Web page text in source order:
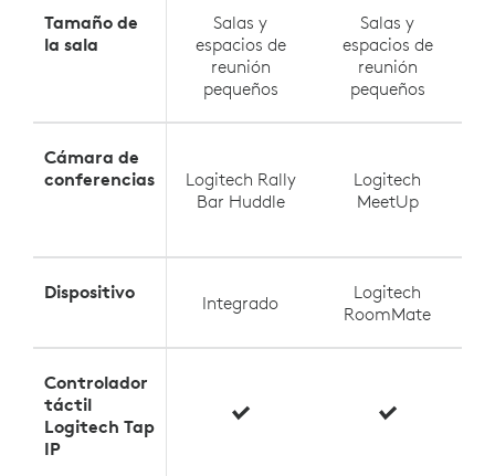
Tamaño de
la sala
Salas y
espacios de
reunión
pequeños
Salas y
espacios de
reunión
pequeños
Cámara de
conferencias
Logitech Rally
Bar Huddle
Logitech
MeetUp
Dispositivo Integrado
Logitech
RoomMate
Controlador
táctil
Logitech Tap
IP